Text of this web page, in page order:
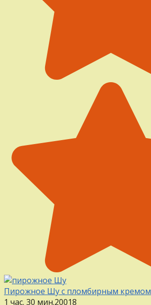
Пирожное Шу с пломбирным кремом
1 час. 30 мин.20018